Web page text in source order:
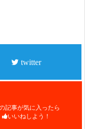
twitter
記事が気に入ったら
いいねしよう！